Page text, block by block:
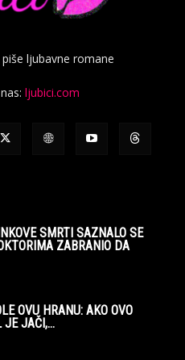
ljubavne romane
ljubici.com
SMRTI SAZNALO SE
ZABRANIO DA
OVU HRANU: AKO OVO
JE JAČI,...